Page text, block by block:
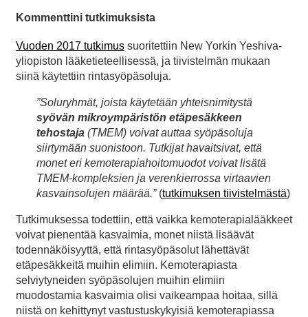
Kommenttini tutkimuksista
Vuoden 2017 tutkimus suoritettiin New Yorkin Yeshiva-
yliopiston lääketieteellisessä, ja tiivistelmän mukaan
siinä käytettiin rintasyöpäsoluja.
”Soluryhmät, joista käytetään yhteisnimitystä
syövän mikroympäristön etäpesäkkeen
tehostaja (TMEM) voivat auttaa syöpäsoluja
siirtymään suonistoon. Tutkijat havaitsivat, että
monet eri kemoterapiahoitomuodot voivat lisätä
TMEM-kompleksien ja verenkierrossa virtaavien
kasvainsolujen määrää.”(tutkimuksen tiivistelmästä)
Tutkimuksessa todettiin, että vaikka kemoterapialääkkeet
voivat pienentää kasvaimia, monet niistä lisäävät
todennäköisyyttä, että rintasyöpäsolut lähettävät
etäpesäkkeitä muihin elimiin. Kemoterapiasta
selviytyneiden syöpäsolujen muihin elimiin
muodostamia kasvaimia olisi vaikeampaa hoitaa, sillä
niistä on kehittynyt vastustuskykyisiä kemoterapiassa